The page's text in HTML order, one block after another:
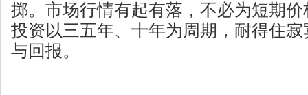
掷。市场行情有起有落，不必为短期
投资以三五年、十年为周期，耐得住
与回报。